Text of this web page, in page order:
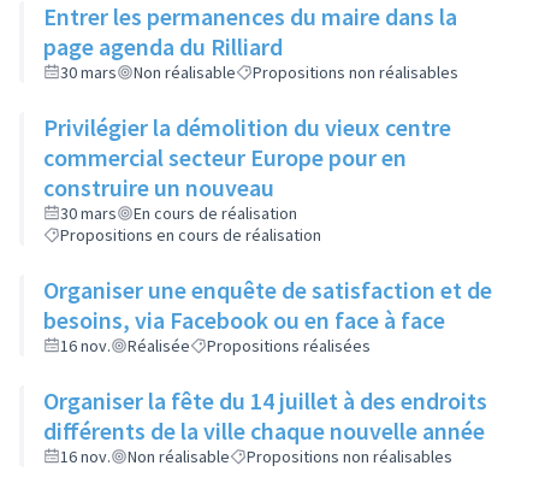
Entrer les permanences du maire dans la
page agenda du Rilliard
30 mars Non réalisable Propositions non réalisables
Privilégier la démolition du vieux centre
commercial secteur Europe pour en
construire un nouveau
30 mars
En cours de réalisation
Propositions en cours de réalisation
Organiser une enquête de satisfaction et de
besoins, via Facebook ou en face à face
16 nov. Réalisée Propositions réalisées
Organiser la fête du 14 juillet à des endroits
différents de la ville chaque nouvelle année
16 nov. Non réalisable Propositions non réalisables